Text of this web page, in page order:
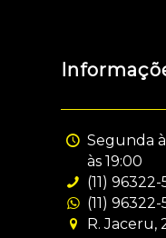
Segunda
às 19:00
(11)
(11)
R. Jaceru,